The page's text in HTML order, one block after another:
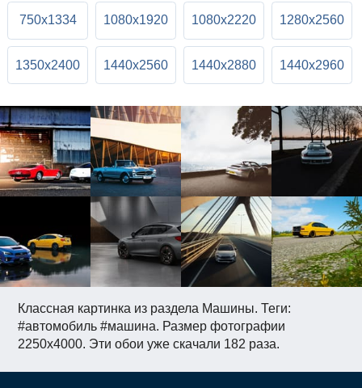
Классная картинка из раздела Машины. Теги:
#автомобиль #машина. Размер фотографии
2250x4000. Эти обои уже скачали 182 раза.
750x1334 1080x1920 1080x2220 1280x2560
1350x2400 1440x2560 1440x2880 1440x2960